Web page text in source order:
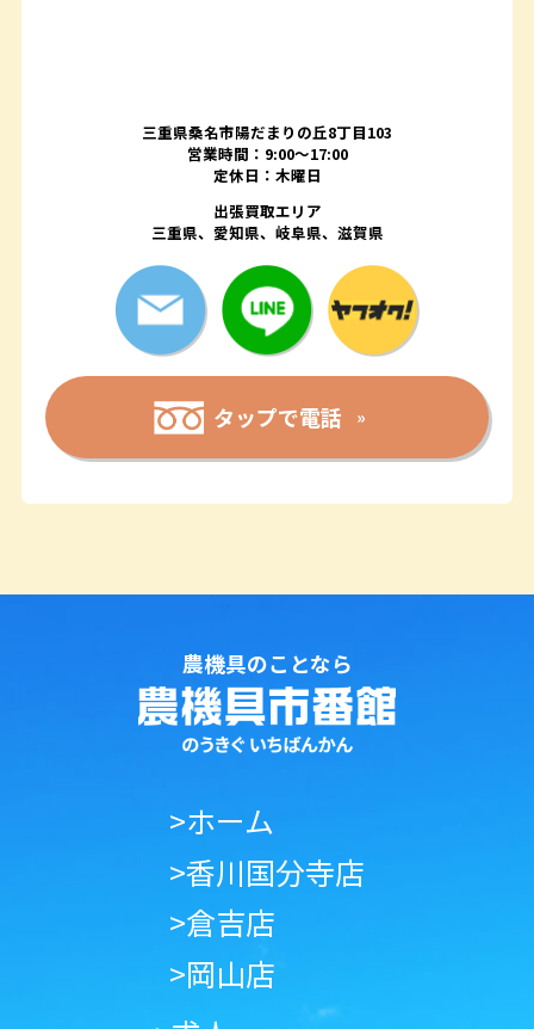
三重県桑名市陽だまりの丘8丁目103
営業時間：9:00〜17:00
定休日：木曜日
出張買取エリア
三重県、愛知県、岐阜県、滋賀県
タップで電話
農機具のことなら
>ホーム
>香川国分寺店
>倉吉店
>岡山店